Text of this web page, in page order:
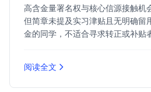
高含金量署名权与核心信源接触机
但简章未提及实习津贴且无明确留
金的同学，不适合寻求转正或补贴
阅读全文